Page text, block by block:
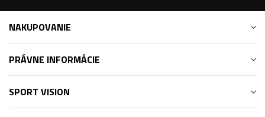
NAKUPOVANIE
PRÁVNE INFORMÁCIE
SPORT VISION